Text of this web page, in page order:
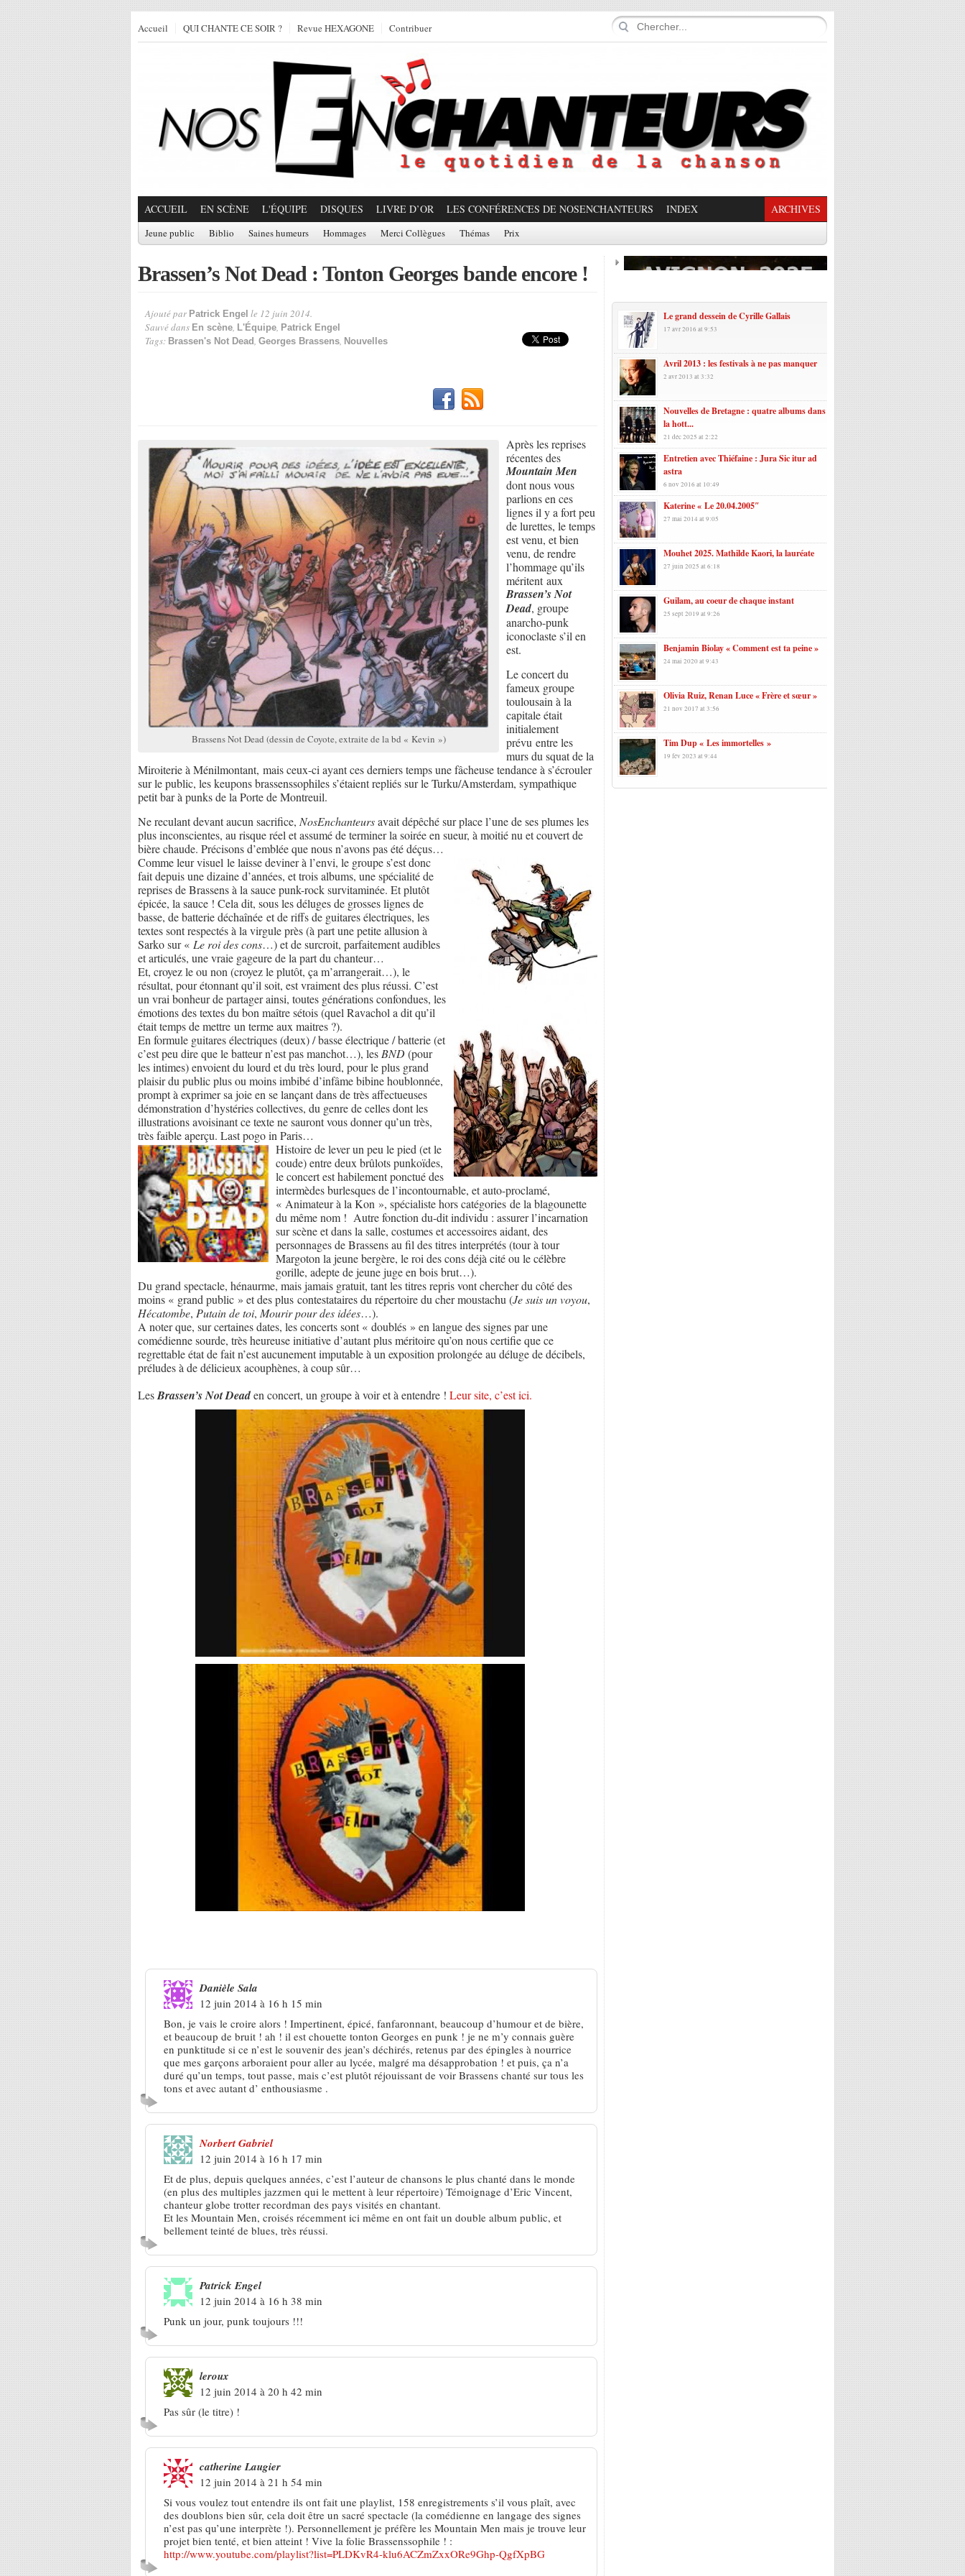
Accueil QUI CHANTE CE SOIR ? Revue HEXAGONE Contribuer
ACCUEIL EN SCÈNE L'ÉQUIPE DISQUES LIVRE D’OR LES CONFÉRENCES DE NOSENCHANTEURS INDEX ARCHIVES
Jeune public Biblio Saines humeurs Hommages Merci Collègues Thémas Prix
Brassen’s Not Dead : Tonton Georges bande encore !
Ajouté par Patrick Engel le 12 juin 2014.
Sauvé dans En scène, L'Équipe, Patrick Engel
Tags: Brassen's Not Dead, Georges Brassens, Nouvelles
Brassens Not Dead (dessin de Coyote, extraite de la bd « Kevin »)
Après les reprises
récentes des
Mountain Men
dont nous vous
parlions en ces
lignes il y a fort peu
de lurettes, le temps
est venu, et bien
venu, de rendre
l’hommage qu’ils
méritent aux
Brassen’s Not
Dead, groupe
anarcho-punk
iconoclaste s’il en
est.
Le concert du
fameux groupe
toulousain à la
capitale était
initialement
prévu entre les
murs du squat de la
Miroiterie à Ménilmontant, mais ceux-ci ayant ces derniers temps une fâcheuse tendance à s’écrouler
sur le public, les keupons brassenssophiles s’étaient repliés sur le Turku/Amsterdam, sympathique
petit bar à punks de la Porte de Montreuil.
Ne reculant devant aucun sacrifice, NosEnchanteursavait dépêché sur place l’une de ses plumes les
plus inconscientes, au risque réel et assumé de terminer la soirée en sueur, à moitié nu et couvert de
bière chaude. Précisons d’emblée que nous n’avons pas été déçus…
Comme leur visuel le laisse deviner à l’envi, le groupe s’est donc
fait depuis une dizaine d’années, et trois albums, une spécialité de
reprises de Brassens à la sauce punk-rock survitaminée. Et plutôt
épicée, la sauce ! Cela dit, sous les déluges de grosses lignes de
basse, de batterie déchaînée et de riffs de guitares électriques, les
textes sont respectés à la virgule près (à part une petite allusion à
Sarko sur « Le roi des cons…) et de surcroit, parfaitement audibles
et articulés, une vraie gageure de la part du chanteur…
Et, croyez le ou non (croyez le plutôt, ça m’arrangerait…), le
résultat, pour étonnant qu’il soit, est vraiment des plus réussi. C’est
un vrai bonheur de partager ainsi, toutes générations confondues, les
émotions des textes du bon maître sétois (quel Ravachol a dit qu’il
était temps de mettre un terme aux maitres ?).
En formule guitares électriques (deux) / basse électrique / batterie (et
c’est peu dire que le batteur n’est pas manchot…), les BND(pour
les intimes) envoient du lourd et du très lourd, pour le plus grand
plaisir du public plus ou moins imbibé d’infâme bibine houblonnée,
prompt à exprimer sa joie en se lançant dans de très affectueuses
démonstration d’hystéries collectives, du genre de celles dont les
illustrations avoisinant ce texte ne sauront vous donner qu’un très,
très faible aperçu. Last pogo in Paris…
Histoire de lever un peu le pied (et le
coude) entre deux brûlots punkoïdes,
le concert est habilement ponctué des
intermèdes burlesques de l’incontournable, et auto-proclamé,
« Animateur à la Kon », spécialiste hors catégories de la blagounette
du même nom ! Autre fonction du-dit individu : assurer l’incarnation
sur scène et dans la salle, costumes et accessoires aidant, des
personnages de Brassens au fil des titres interprétés (tour à tour
Margoton la jeune bergère, le roi des cons déjà cité ou le célèbre
gorille, adepte de jeune juge en bois brut…).
Du grand spectacle, hénaurme, mais jamais gratuit, tant les titres repris vont chercher du côté des
moins « grand public » et des plus contestataires du répertoire du cher moustachu (Je suis un voyou,
Hécatombe, Putain de toi, Mourir pour des idées…).
A noter que, sur certaines dates, les concerts sont « doublés » en langue des signes par une
comédienne sourde, très heureuse initiative d’autant plus méritoire qu’on nous certifie que ce
regrettable état de fait n’est aucunement imputable à un exposition prolongée au déluge de décibels,
préludes à de délicieux acouphènes, à coup sûr…
LesBrassen’s Not Deaden concert, un groupe à voir et à entendre ! Leur site, c’est ici.
Danièle Sala
12 juin 2014 à 16 h 15 min
Bon, je vais le croire alors ! Impertinent, épicé, fanfaronnant, beaucoup d’humour et de bière,
et beaucoup de bruit ! ah ! il est chouette tonton Georges en punk ! je ne m’y connais guère
en punktitude si ce n’est le souvenir des jean’s déchirés, retenus par des épingles à nourrice
que mes garçons arboraient pour aller au lycée, malgré ma désapprobation ! et puis, ça n’a
duré qu’un temps, tout passe, mais c’est plutôt réjouissant de voir Brassens chanté sur tous les
tons et avec autant d’ enthousiasme .
Norbert Gabriel
12 juin 2014 à 16 h 17 min
Et de plus, depuis quelques années, c’est l’auteur de chansons le plus chanté dans le monde
(en plus des multiples jazzmen qui le mettent à leur répertoire) Témoignage d’Eric Vincent,
chanteur globe trotter recordman des pays visités en chantant.
Et les Mountain Men, croisés récemment ici même en ont fait un double album public, et
bellement teinté de blues, très réussi.
Patrick Engel
12 juin 2014 à 16 h 38 min
Punk un jour, punk toujours !!!
leroux
12 juin 2014 à 20 h 42 min
Pas sûr (le titre) !
catherine Laugier
12 juin 2014 à 21 h 54 min
Si vous voulez tout entendre ils ont fait une playlist, 158 enregistrements s’il vous plaît, avec
des doublons bien sûr, cela doit être un sacré spectacle (la comédienne en langage des signes
n’est pas qu’une interprète !). Personnellement je préfère les Mountain Men mais je trouve leur
projet bien tenté, et bien atteint ! Vive la folie Brassenssophile ! :
http://www.youtube.com/playlist?list=PLDKvR4-klu6ACZmZxxORe9Ghp-QgfXpBG
Le grand dessein de Cyrille Gallais
17 avr 2016 at 9:53
Avril 2013 : les festivals à ne pas manquer
2 avr 2013 at 3:32
Nouvelles de Bretagne : quatre albums dans
la hott...
21 déc 2025 at 2:22
Entretien avec Thiéfaine : Jura Sic itur ad
astra
6 nov 2016 at 10:49
Katerine « Le 20.04.2005″
27 mai 2014 at 9:05
Mouhet 2025. Mathilde Kaori, la lauréate
27 juin 2025 at 6:18
Guilam, au coeur de chaque instant
25 sept 2019 at 9:26
Benjamin Biolay « Comment est ta peine »
24 mai 2020 at 9:43
Olivia Ruiz, Renan Luce « Frère et sœur »
21 nov 2017 at 3:56
Tim Dup « Les immortelles »
19 fév 2023 at 9:44